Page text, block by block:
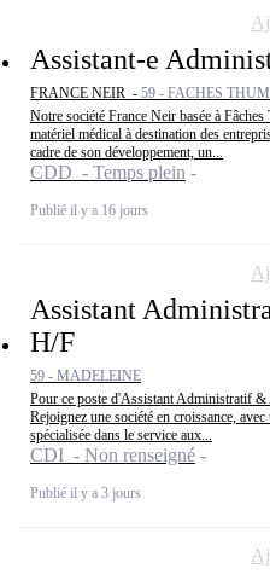
Assistant-e
FRANCE NEIR - 59 - FACHES
Notre société France Neir basée à
matériel médical à destination des
cadre de son développement, un...
CDD - Temps plein
Publié il y a 16 jours
Assistant
H/F
59 - MADELEINE
Pour ce poste d'Assistant Administratif &
Rejoignez une société en croissance,
spécialisée dans le service aux...
CDI - Non renseigné
Publié il y a 3 jours